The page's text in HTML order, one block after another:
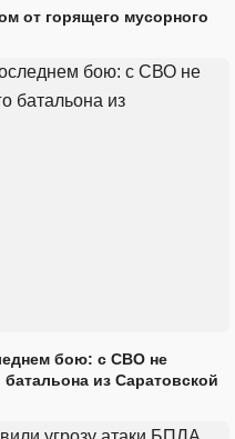
от горящего мусорного
бою: с СВО не
из Саратовской